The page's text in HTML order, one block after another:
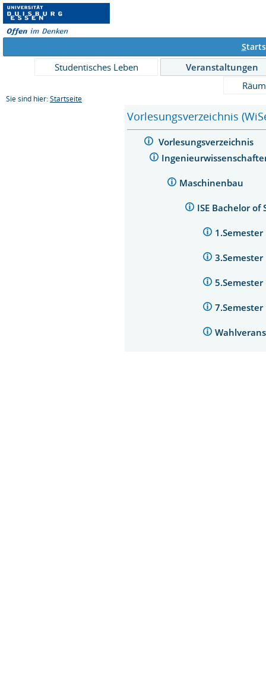
S
Studentisches Leben
Veranstaltungen
Sie sind hier: Startseite
Vorlesungsverzeichnis
Vorlesungsverzeichnis
Maschinenbau
ISE Bachelor
1.Semester
3.Semester
5.Semester
7.Semester